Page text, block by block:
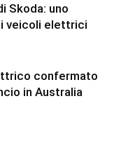
Skoda: uno
veicoli elettrici
confermato
in Australia